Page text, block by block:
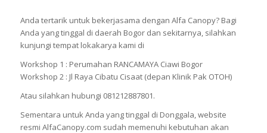
Anda tertarik untuk bekerjasama dengan Alfa Canopy? Bagi
Anda yang tinggal di daerah Bogor dan sekitarnya, silahkan
kunjungi tempat lokakarya kami di
Workshop 1 : Perumahan RANCAMAYA Ciawi Bogor
Workshop 2 : Jl Raya Cibatu Cisaat (depan Klinik Pak OTOH)
Atau silahkan hubungi 081212887801.
Sementara untuk Anda yang tinggal di Donggala, website
resmi AlfaCanopy.com sudah memenuhi kebutuhan akan